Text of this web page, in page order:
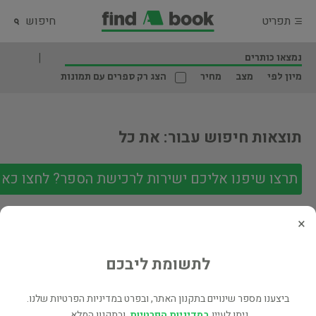
תפריט חיפוש
נמצאו כותרים
מיון לפי
מצב מחיר הצג רק ספרים עם תמונות
תוצאות חיפוש עבור: את כל
תרצו שיפנו אליכם ישירות לרכישת הספר? לחצו
×
לתשומת ליבכם
ביצענו מספר שינויים בתקנון האתר, ובפרט במדיניות הפרטיות שלנו.